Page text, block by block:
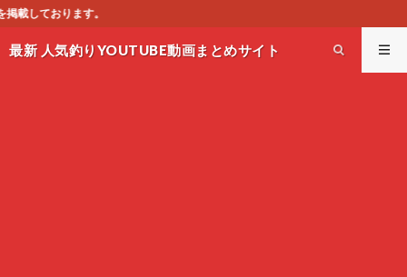
最新 人気釣りYOUTUBE動画まとめサイト